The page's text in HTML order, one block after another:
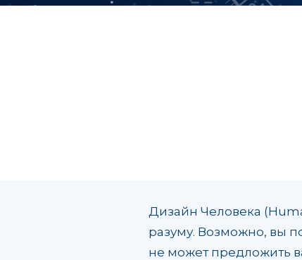
Дизайн Человека
разуму. Возможно, вы
не может предложить